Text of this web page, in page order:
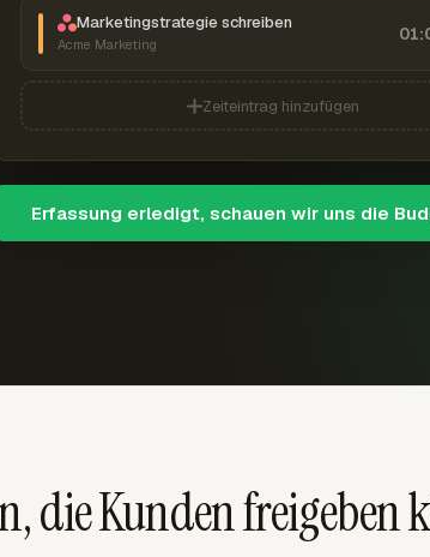
Marketingstrategie schreiben
Acme Marketing
Zeiteintrag hinzufügen
Erfassung erledigt, schauen wir uns die
die Kunden freigeben